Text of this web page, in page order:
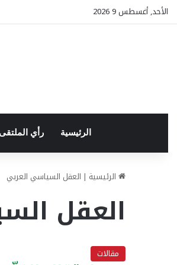
الأحد, أغسطس 9 2026
الرئيسية رأي الملتقى
الرئيسية | العقل السياسي العربي
العقل
مقالات